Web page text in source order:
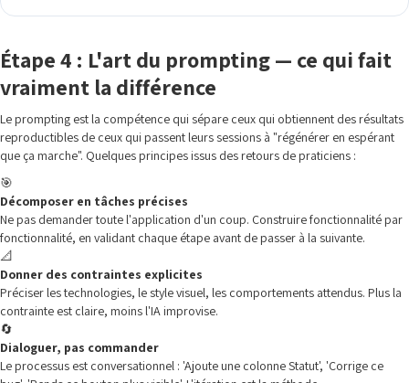
Étape 4 : L'art du prompting — ce qui fait
vraiment la différence
Le prompting est la compétence qui sépare ceux qui obtiennent des résultats
reproductibles de ceux qui passent leurs sessions à "régénérer en espérant
que ça marche". Quelques principes issus des retours de praticiens :
🎯
Décomposer en tâches précises
Ne pas demander toute l'application d'un coup. Construire fonctionnalité par
fonctionnalité, en validant chaque étape avant de passer à la suivante.
📐
Donner des contraintes explicites
Préciser les technologies, le style visuel, les comportements attendus. Plus la
contrainte est claire, moins l'IA improvise.
🔄
Dialoguer, pas commander
Le processus est conversationnel : 'Ajoute une colonne Statut', 'Corrige ce